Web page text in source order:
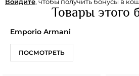
Товары этого
Emporio Armani
ПОСМОТРЕТЬ